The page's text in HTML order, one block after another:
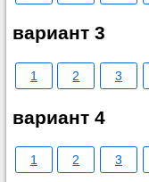
вариант 3
1 2 3
вариант 4
1 2 3